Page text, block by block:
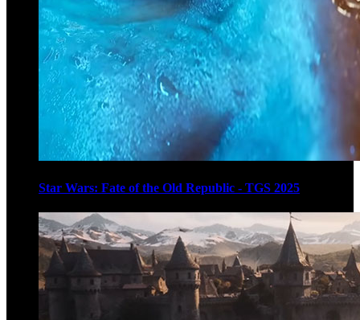
Star Wars: Fate of the Old Republic - TGS 2025